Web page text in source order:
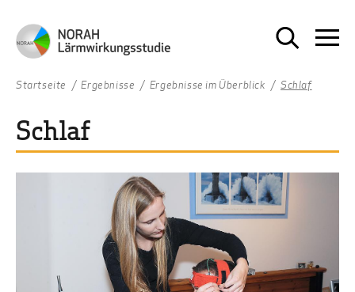
Startseite Ergebnisse Ergebnisse im Überblick Schlaf
Schlaf